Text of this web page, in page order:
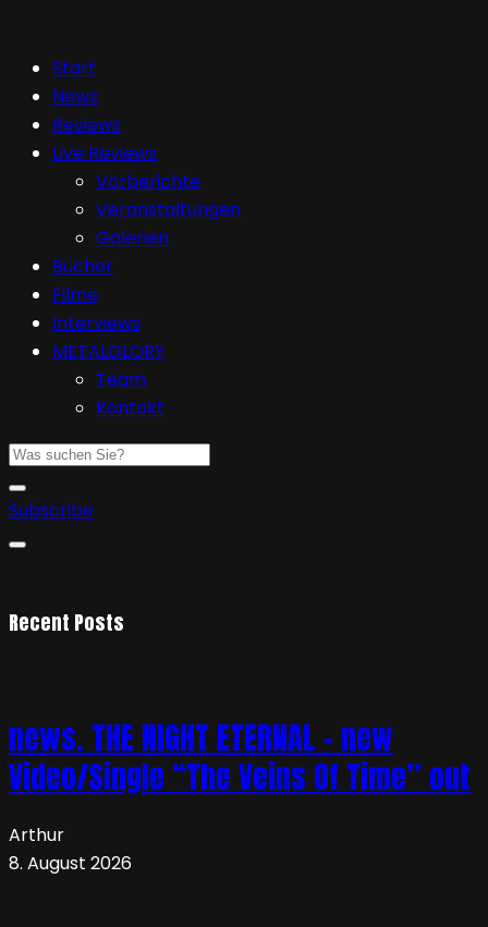
Start
News
Reviews
Live Reviews
Vorberichte
Veranstaltungen
Galerien
Bücher
Filme
Interviews
METALGLORY
Team
Kontakt
Subscribe
Recent Posts
news. THE NIGHT ETERNAL – new
Video/Single “The Veins Of Time” out
Arthur
8. August 2026